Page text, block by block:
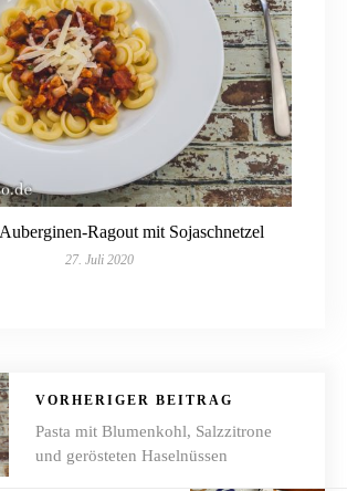
Ragout mit Sojaschnetzel
27. Juli 2020
VORHERIGER BEITRAG
Pasta mit Blumenkohl, Salzzitrone
und gerösteten Haselnüssen